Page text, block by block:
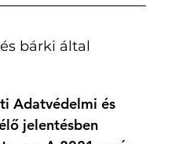
bárki által
Adatvédelmi és
jelentésben